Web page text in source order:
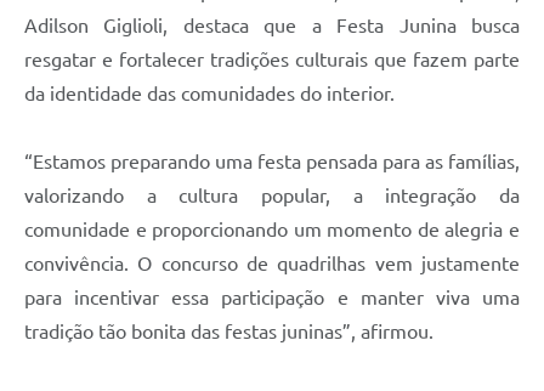
Adilson Giglioli, destaca que a Festa Junina busca
resgatar e fortalecer tradições culturais que fazem parte
da identidade das comunidades do interior.
“Estamos preparando uma festa pensada para as famílias,
valorizando a cultura popular, a integração da
comunidade e proporcionando um momento de alegria e
convivência. O concurso de quadrilhas vem justamente
para incentivar essa participação e manter viva uma
tradição tão bonita das festas juninas”, afirmou.